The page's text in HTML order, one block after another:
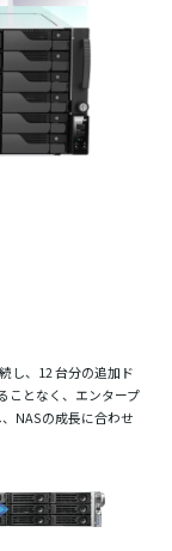
し、12 台分の追加ド
ことなく、エンタープ
NASの成長に合わせ